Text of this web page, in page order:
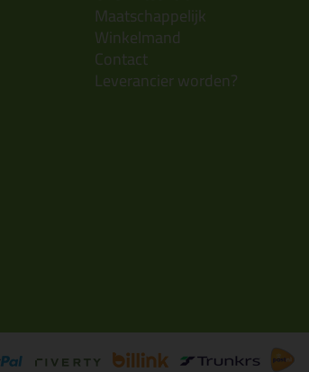
Maatschappelijk
Winkelmand
Contact
Leverancier worden?